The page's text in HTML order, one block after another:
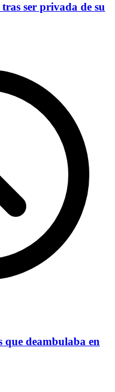
ser privada de su
que deambulaba en